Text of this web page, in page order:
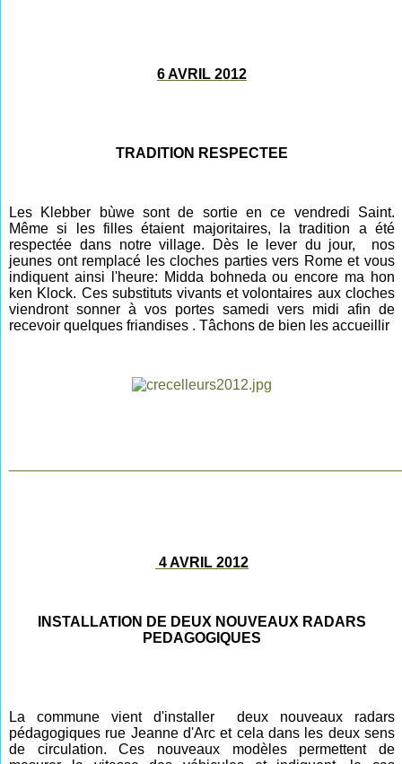
6 AVRIL 2012
TRADITION RESPECTEE
Les Klebber bùwe sont de sortie en ce vendredi Saint.
Même si les filles étaient majoritaires, la tradition a été
respectée dans notre village. Dès le lever du jour, nos
jeunes ont remplacé les cloches parties vers Rome et vous
indiquent ainsi l'heure: Midda bohneda ou encore ma hon
ken Klock. Ces substituts vivants et volontaires aux cloches
viendront sonner à vos portes samedi vers midi afin de
recevoir quelques friandises . Tâchons de bien les accueillir
4 AVRIL 2012
INSTALLATION DE DEUX NOUVEAUX RADARS
PEDAGOGIQUES
La commune vient d'installer deux nouveaux radars
pédagogiques rue Jeanne d'Arc et cela dans les deux sens
de circulation. Ces nouveaux modèles permettent de